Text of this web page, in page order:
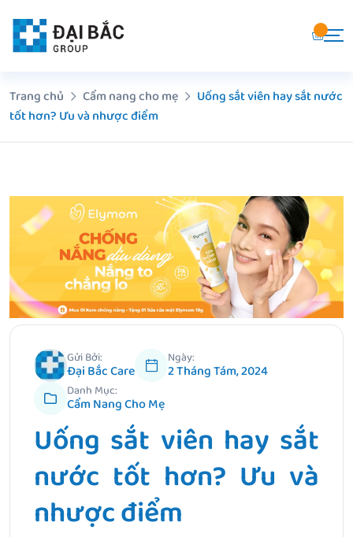
đến
nội
Trang chủ
Cẩm nang cho mẹ
Uống sắt viên hay sắt nước
tốt hơn? Ưu và nhược điểm
Gửi Bởi:
Đại Bắc Care
Ngày:
2 Tháng Tám, 2024
Danh Mục:
Cẩm Nang Cho Mẹ
Uống sắt viên hay sắt
nước tốt hơn? Ưu và
nhược điểm